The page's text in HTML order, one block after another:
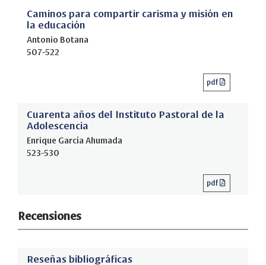
Caminos para compartir carisma y misión en
la educación
Antonio Botana
507-522
pdf
Cuarenta años del Instituto Pastoral de la
Adolescencia
Enrique García Ahumada
523-530
pdf
Recensiones
Reseñas bibliográficas